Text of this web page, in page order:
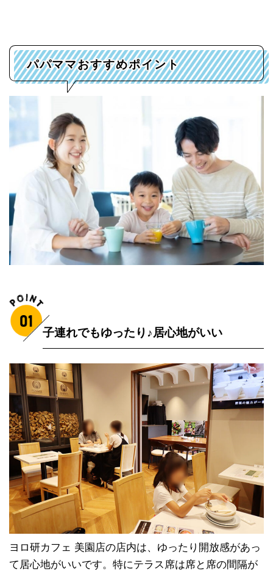
パパママおすすめポイント
子連れでもゆったり♪居心地がいい
ヨロ研カフェ 美園店の店内は、ゆったり開放感があっ
て居心地がいいです。特にテラス席は席と席の間隔が